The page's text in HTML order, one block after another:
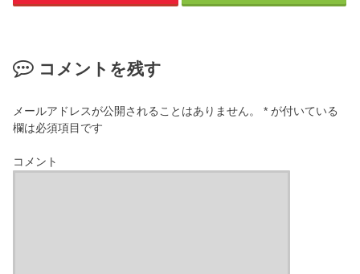
コメントを残す
メールアドレスが公開されることはありません。 * が付いている
欄は必須項目です
コメント